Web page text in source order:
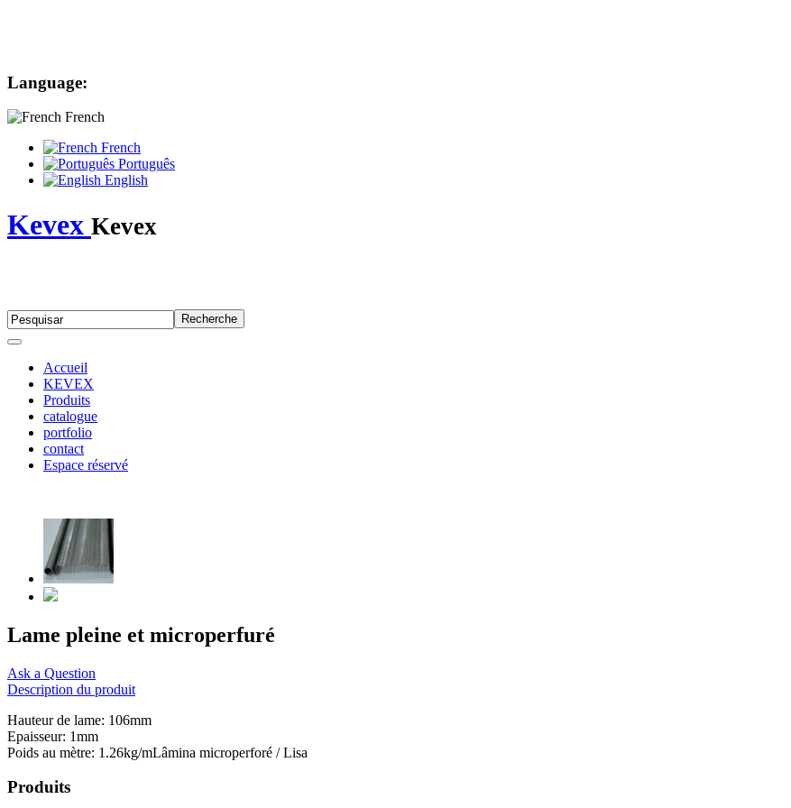
Language:
French
French
Português
English
Kevex Kevex
Accueil
KEVEX
Produits
catalogue
portfolio
contact
Espace réservé
Lame pleine et microperfuré
Ask a Question
Description du produit
Hauteur de lame: 106mm
Epaisseur: 1mm
Poids au mètre: 1.26kg/mLâmina microperforé / Lisa
Produits